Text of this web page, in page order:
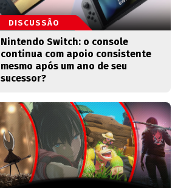
DISCUSSÃO
Nintendo Switch: o console
continua com apoio consistente
mesmo após um ano de seu
sucessor?